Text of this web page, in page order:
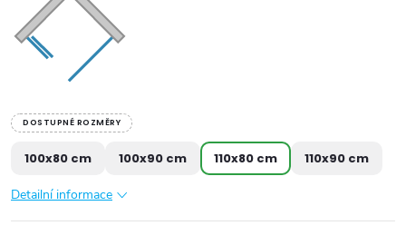
DOSTUPNÉ ROZMĚRY
100x80 cm 100x90 cm 110x80 cm 110x90 cm
Detailní informace